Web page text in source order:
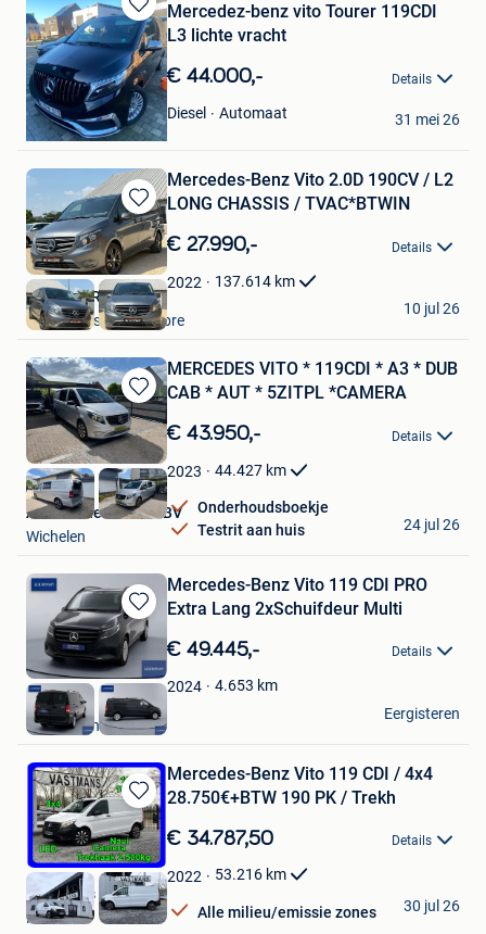
Bewaren
in
Mijn
Favorieten
Mercedez-benz vito Tourer 119CDI
L3 lichte vracht
€ 44.000,- Details
Diesel Automaat
Dick De Bl.
Kemzeke
31 mei 26
Bewaren
in
Mijn
Favorieten
Mercedes-Benz Vito 2.0D 190CV / L2
LONG CHASSIS / TVAC*BTWIN
€ 27.990,- Details
2022 137.614 km
BE MOTORS
Montignies-Sur-Sambre
10 jul 26
Bewaren
in
Mijn
Favorieten
MERCEDES VITO * 119CDI * A3 * DUB
CAB * AUT * 5ZITPL *CAMERA
€ 43.950,- Details
2023 44.427 km
Onderhoudsboekje
Testrit aan huis
Autohandel Jacobs BV
Wichelen
24 jul 26
Bewaren
in
Mijn
Favorieten
Mercedes-Benz Vito 119 CDI PRO
Extra Lang 2xSchuifdeur Multi
€ 49.445,- Details
2024 4.653 km
busvan
Raamsdonksveer
Eergisteren
Bewaren
in
Mijn
Favorieten
Mercedes-Benz Vito 119 CDI / 4x4
28.750€+BTW 190 PK / Trekh
€ 34.787,50 Details
2022 53.216 km
Alle milieu/emissie zones
Vastmans
Maaseik
30 jul 26